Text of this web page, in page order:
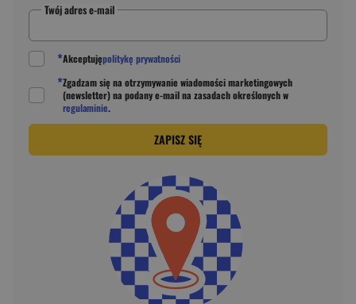
Twój adres e-mail
*Akceptujępolitykę prywatności
*Zgadzam się na otrzymywanie wiadomości marketingowych
(newsletter) na podanye-mailna zasadach określonych w
regulaminie.
ZAPISZ SIĘ